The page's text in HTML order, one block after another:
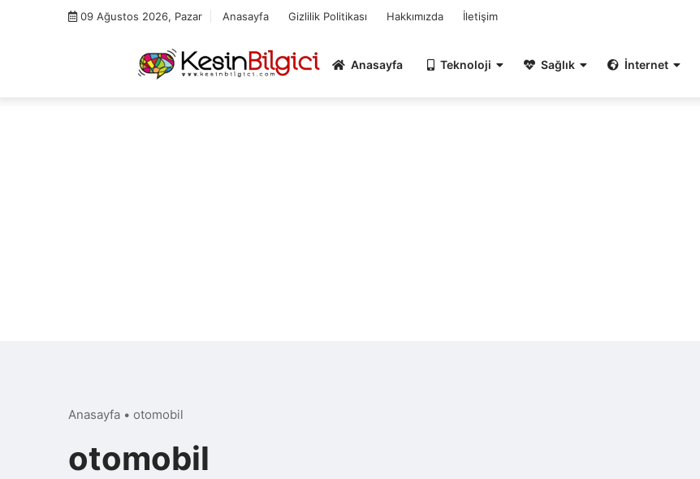
09 Ağustos 2026, Pazar Anasayfa Gizlilik Politikası Hakkımızda İletişim
Anasayfa Teknoloji Sağlık İnternet
Anasayfa • otomobil
otomobil